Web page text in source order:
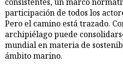
participación de todos los
Pero el camino está trazado.
archipiélago puede
mundial en materia de
ámbito marino.